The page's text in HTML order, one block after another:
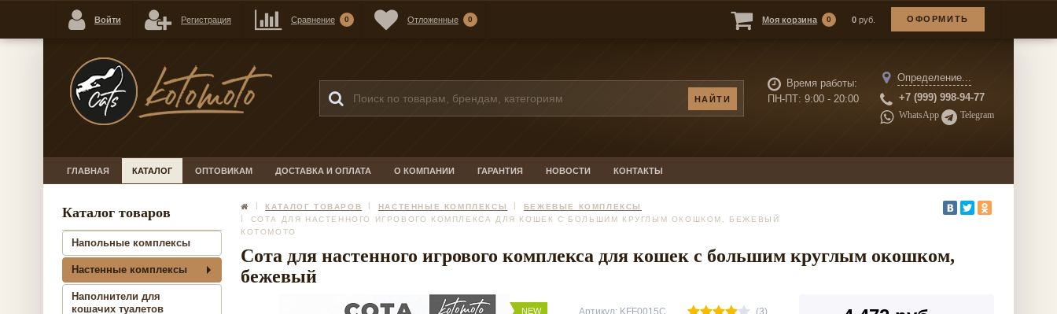
Время работы:
ПН-ПТ: 9:00 - 20:00
Определение...
+7 (999) 998-94-77
WhatsАpp Telegram
ГЛАВНАЯ КАТАЛОГ ОПТОВИКАМ ДОСТАВКА И ОПЛАТА О КОМПАНИИ ГАРАНТИЯ НОВОСТИ КОНТАКТЫ
Каталог товаров
Напольные комплексы
Настенные комплексы
Наполнители для
кошачих туалетов
КАТАЛОГ ТОВАРОВ НАСТЕННЫЕ КОМПЛЕКСЫ
БЕЖЕВЫЕ КОМПЛЕКСЫ
СОТА ДЛЯ НАСТЕННОГО ИГРОВОГО КОМПЛЕКСА ДЛЯ КОШЕК С БОЛЬШИМ КРУГЛЫМ ОКОШКОМ, БЕЖЕВЫЙ
КОТОМОТО
Сота для настенного игрового комплекса для кошек с большим круглым окошком,
бежевый
NEW Артикул: KFF0015C (3)
Войти Регистрация Сравнение 0 Отложенные 0 Моя корзина 0 0 руб. ОФОРМИТЬ